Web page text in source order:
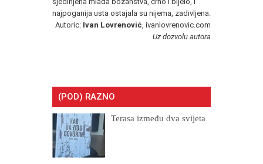
najpoganija usta ostajala su nijema, zadivljena.
Autoric: Ivan Lovrenović , ivanlovrenovic.com
Uz dozvolu autora
(POD) RAZNO
Terasa između dva svijeta